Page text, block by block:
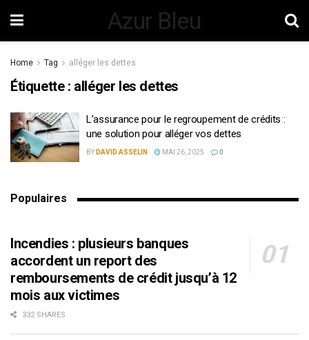
Azur Bleu
Home Tag alléger les dettes
Étiquette : alléger les dettes
L’assurance pour le regroupement de crédits :
une solution pour alléger vos dettes
BY DAVID ASSELIN MAI 26, 2025 0
Populaires
Incendies : plusieurs banques
accordent un report des
remboursements de crédit jusqu’à 12
mois aux victimes
332 SHARES